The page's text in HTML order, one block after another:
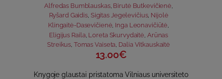
Alfredas Bumblauskas, Birutė Butkevičienė
Ryšard Gaidis, Sigitas Jegelevičius, Nijolė
Klingaitė-Dasevičienė, Inga Leonavičiūtė,
Eligijus Raila Loreta Skurvydaitė Arūnas
Streikus,Tomas Vaiseta, Dalia Vitkauskaitė
13.00€
Knygoje glaustai pristatoma Vilniaus universiteto